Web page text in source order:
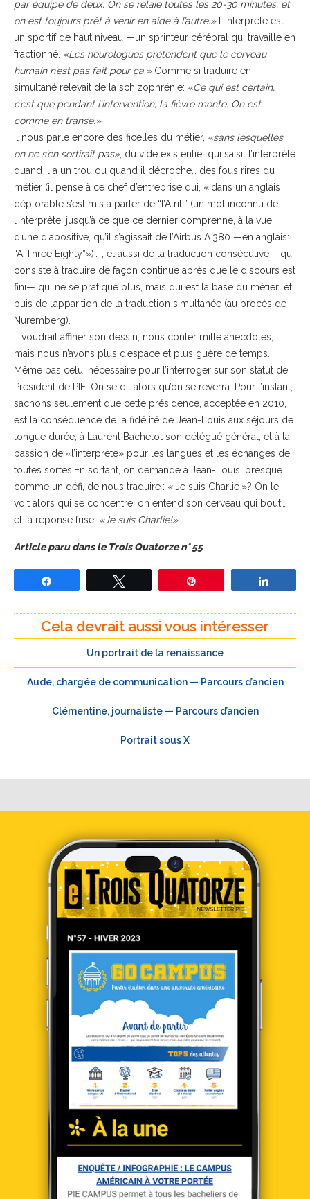
par équipe de deux. On se relaie toutes les 20-30 minutes, et
on est toujours prêt à venir en aide à l’autre.»L’interprète est
un sportif de haut niveau —un sprinteur cérébral qui travaille en
fractionné. «Les neurologues prétendent que le cerveau
humain n’est pas fait pour ça.»Comme si traduire en
simultané relevait de la schizophrénie: «Ce qui est certain,
c’est que pendant l’intervention, la fièvre monte. On est
comme en transe.»
Il nous parle encore des ficelles du métier, «sans lesquelles
on ne s’en sortirait pas»; du vide existentiel qui saisit l’interprète
quand il a un trou ou quand il décroche… des fous rires du
métier (il pense à ce chef d’entreprise qui, « dans un anglais
déplorable s’est mis à parler de “l’Atriti” (un mot inconnu de
l’interprète, jusqu’à ce que ce dernier comprenne, à la vue
d’une diapositive, qu’il s’agissait de l’Airbus A 380 —en anglais:
“A Three Eighty”»)… ; et aussi de la traduction consécutive —qui
consiste à traduire de façon continue après que le discours est
fini— qui ne se pratique plus, mais qui est la base du métier; et
puis de l’apparition de la traduction simultanée (au procès de
Nuremberg).
Il voudrait affiner son dessin, nous conter mille anecdotes,
mais nous n’avons plus d’espace et plus guère de temps.
Même pas celui nécessaire pour l’interroger sur son statut de
Président de PIE. On se dit alors qu’on se reverra. Pour l’instant,
sachons seulement que cette présidence, acceptée en 2010,
est la conséquence de la fidélité de Jean-Louis aux séjours de
longue durée, à Laurent Bachelot son délégué général, et à la
passion de «l’interprète» pour les langues et les échanges de
toutes sortes.En sortant, on demande à Jean-Louis, presque
comme un défi, de nous traduire : « Je suis Charlie »? On le
voit alors qui se concentre, on entend son cerveau qui bout…
et la réponse fuse: «Je suis Charlie!»
Article paru dans le Trois Quatorze n° 55
Cela devrait aussi vous intéresser
Un portrait de la renaissance
Aude, chargée de communication — Parcours d’ancien
Clémentine, journaliste — Parcours d’ancien
Portrait sous X